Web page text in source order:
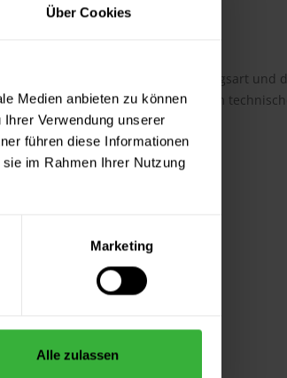
Über Cookies
Medien anbieten zu können
Verwendung unserer
führen diese Informationen
im Rahmen Ihrer Nutzung
Marketing
Alle zulassen
ist dabei abhängig von der Auftragsart und
Infos entnehmen Sie bitte dem